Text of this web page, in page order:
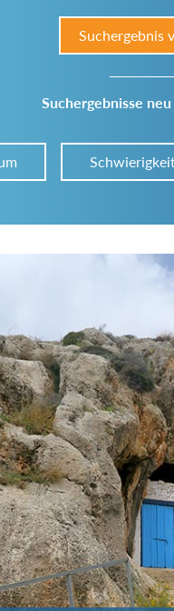
Suchergebnis
Suchergebnisse